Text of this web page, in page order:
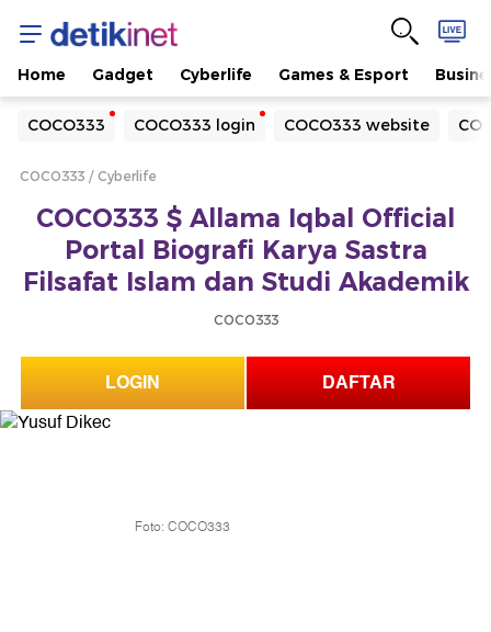
Home Gadget Cyberlife Games & Esport
COCO333 COCO333 login COCO333 website
Yang sedang ramai dicari
Loading...
Loading...
COCO333 Cyberlife
COCO333 $ Allama Iqbal Official
Portal Biografi Karya Sastra
Filsafat Islam dan Studi Akademik
COCO333
LOGIN DAFTAR
Foto: COCO333